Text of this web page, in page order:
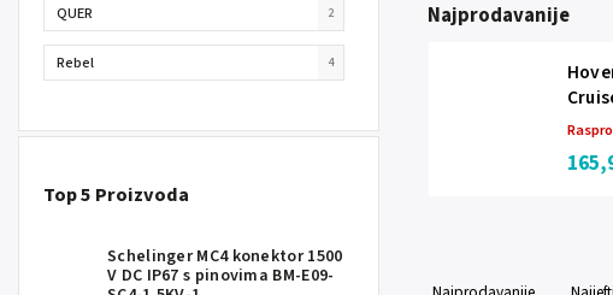
QUER 2
Rebel 4
Top 5 Proizvoda
Schelinger MC4 konektor 1500
V DC IP67 s pinovima BM-E09-
Najprodavanije